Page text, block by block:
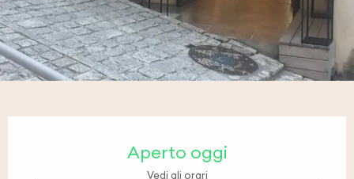
Aperto oggi
Vedi gli orari